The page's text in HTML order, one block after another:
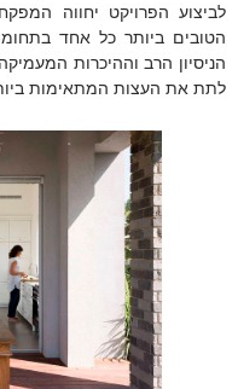
לביצוע הפרויקט יחווה
הטובים ביותר כל אחד
הניסיון הרב וההיכרות
לתת את העצות המתאימות